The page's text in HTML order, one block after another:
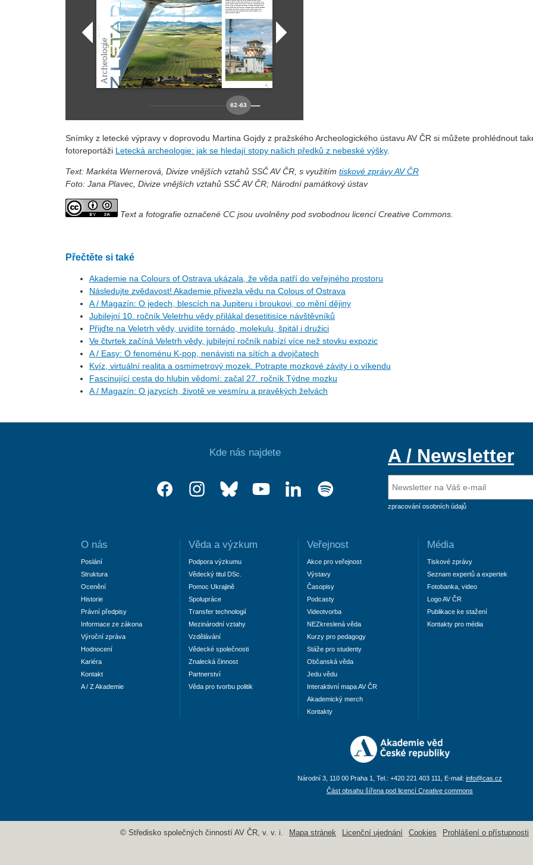
Snímky z letecké výpravy v doprovodu Martina Gojdy z pražského Archeologického ústavu AV ČR si můžete prohlédnout
fotoreportáži Letecká archeologie: jak se hledají stopy našich předků z nebeské výšky.
Text: Markéta Wernerová, Divize vnějších vztahů SSČ AV ČR, s využitím tiskové zprávy AV ČR
Foto: Jana Plavec, Divize vnějších vztahů SSČ AV ČR; Národní památkový ústav
Text a fotografie označené CC jsou uvolněny pod svobodnou licencí Creative Commons.
Přečtěte si také
Akademie na Colours of Ostrava ukázala, že věda patří do veřejného prostoru
Následujte zvědavost! Akademie přivezla vědu na Colous of Ostrava
A / Magazín: O jedech, blescích na Jupiteru i broukovi, co mění dějiny
Jubilejní 10. ročník Veletrhu vědy přilákal desetitisíce návštěvníků
Přijďte na Veletrh vědy, uvidíte tornádo, molekulu, špitál i družici
Ve čtvrtek začíná Veletrh vědy, jubilejní ročník nabízí více než stovku expozic
A / Easy: O fenoménu K-pop, nenávisti na sítích a dvojčatech
Kvíz, virtuální realita a osmimetrový mozek. Potrapte mozkové závity i o víkendu
Fascinující cesta do hlubin vědomí: začal 27. ročník Týdne mozku
A / Magazín: O jazycích, životě ve vesmíru a pravěkých želvách
Kde nás najdete A / Newsletter
zpracování osobních údajů
O nás
Poslání
Struktura
Ocenění
Historie
Právní předpisy
Informace ze zákona
Výroční zpráva
Hodnocení
Kariéra
Kontakt
A / Z Akademie
Věda a výzkum
Podpora výzkumu
Vědecký titul DSc.
Pomoc Ukrajině
Spolupráce
Transfer technologií
Mezinárodní vztahy
Vzdělávání
Vědecké společnosti
Znalecká činnost
Partnerství
Věda pro tvorbu politik
Veřejnost
Akce pro veřejnost
Výstavy
Časopisy
Podcasty
Videotvorba
NEZkreslená věda
Kurzy pro pedagogy
Stáže pro studenty
Občanská věda
Jedu vědu
Interaktivní mapa AV ČR
Akademický merch
Kontakty
Média
Tiskové zprávy
Seznam expertů a expertek
Fotobanka, video
Logo AV ČR
Publikace ke stažení
Kontakty pro média
Národní 3, 110 00 Praha 1, Tel.: +420 221 403 111, E-mail: info@cas.cz
Část obsahu šířena pod licencí Creative commons
© Středisko společných činností AV ČR, v. v. i. Mapa stránek Licenční ujednání Cookies Prohlášení o přístupnosti